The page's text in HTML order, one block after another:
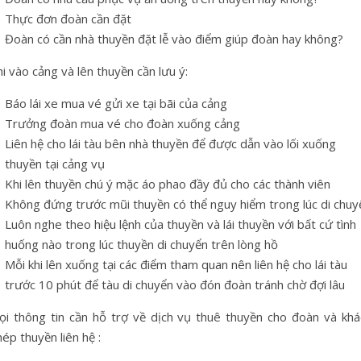
Thực đơn đoàn cần đặt
Đoàn có cần nhà thuyền đặt lễ vào điểm giúp đoàn hay không?
vào cảng và lên thuyền cần lưu ý:
Báo lái xe mua vé gửi xe tại bãi của cảng
Trưởng đoàn mua vé cho đoàn xuống cảng
Liên hệ cho lái tàu bên nhà thuyền để được dẫn vào lối xuống
thuyền tại cảng vụ
Khi lên thuyền chú ý mặc áo phao đầy đủ cho các thành viên
Không đứng trước mũi thuyền có thể nguy hiểm trong lúc di
Luôn nghe theo hiệu lệnh của thuyền và lái thuyền với bất cứ tình
huống nào trong lúc thuyền di chuyển trên lòng hồ
Mỗi khi lên xuống tại các điểm tham quan nên liên hệ cho lái tàu
trước 10 phút để tàu di chuyển vào đón đoàn tránh chờ đợi lâu
thông tin cần hỗ trợ về dịch vụ thuê thuyền cho đoàn và
thuyền liên hệ :